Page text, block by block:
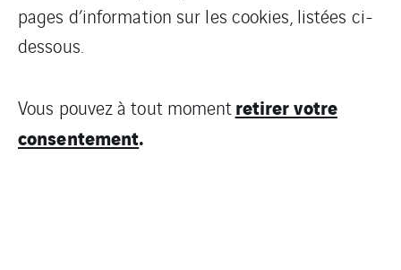
pages d’information sur les cookies, listées ci-
dessous.
Vous pouvez à tout momentretirer votre
consentement.